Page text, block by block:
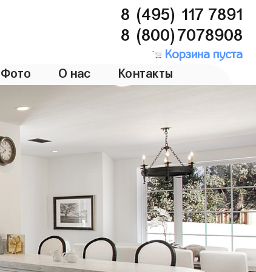
8 (495) 117 7891
8 (800)7078908
Корзина пуста
Фото О нас Контакты